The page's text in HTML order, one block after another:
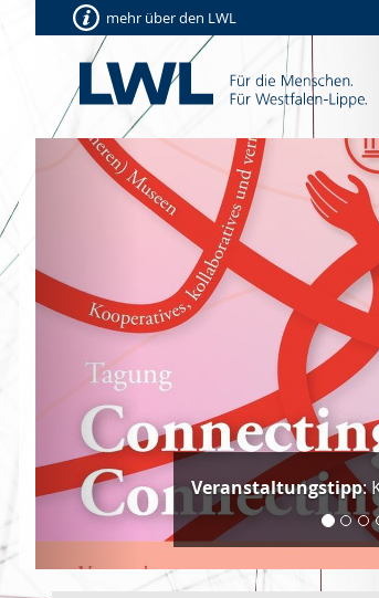
mehr über den LWL
Veranstaltungstipp:
Vorherige